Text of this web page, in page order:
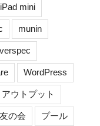
iPad mini
munin
WordPress
アウトプット
の会 プール